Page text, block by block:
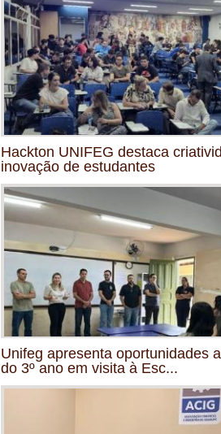
Hackton UNIFEG destaca
inovação de estudantes
Unifeg apresenta oportunidades
do 3º ano em visita à Esc...